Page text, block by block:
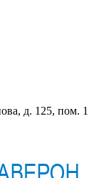
д. 125, пом. 1